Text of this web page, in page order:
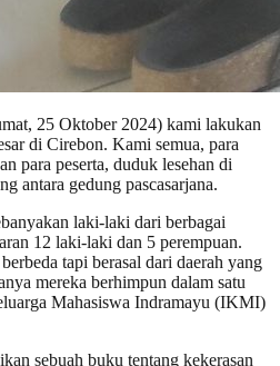
25 Oktober 2024) kami lakukan
di Cirebon. Kami semua, para
para peserta, duduk lesehan di
antara gedung pascasarjana.
laki-laki dari berbagai
12 laki-laki dan 5 perempuan.
tapi berasal dari daerah yang
mereka berhimpun dalam satu
Mahasiswa Indramayu (IKMI)
sebuah buku tentang kekerasan